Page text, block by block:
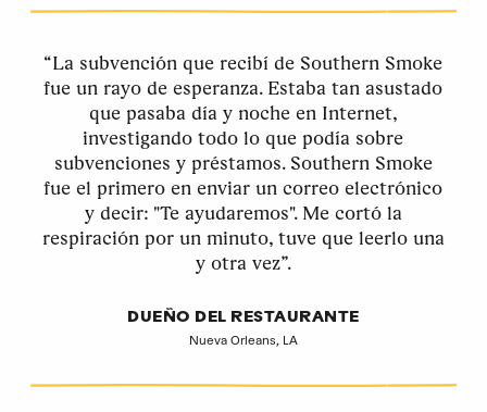
“La subvención que recibí de Southern Smoke
fue un rayo de esperanza. Estaba tan asustado
que pasaba día y noche en Internet,
investigando todo lo que podía sobre
subvenciones y préstamos. Southern Smoke
fue el primero en enviar un correo electrónico
y decir: "Te ayudaremos". Me cortó la
respiración por un minuto, tuve que leerlo una
y otra vez”.
DUEÑO DEL RESTAURANTE
Nueva Orleans, LA